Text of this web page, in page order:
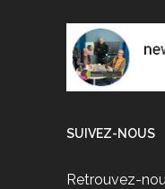
SUIVEZ-NOUS
Retrouvez-